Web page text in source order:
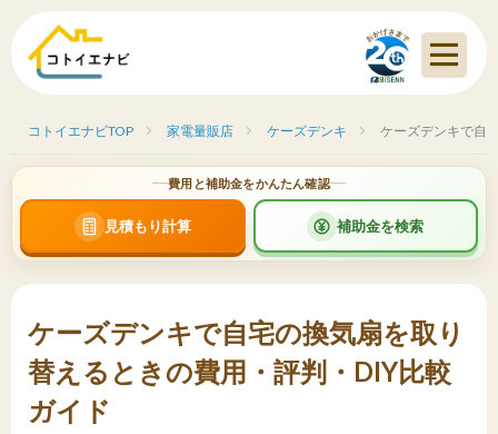
コトイエナビTOP 家電量販店 ケーズデンキ ケーズデンキで自
費用と補助金をかんたん確認
見積もり計算 補助金を検索
ケーズデンキで自宅の換気扇を取り
替えるときの費用・評判・DIY比較
ガイド